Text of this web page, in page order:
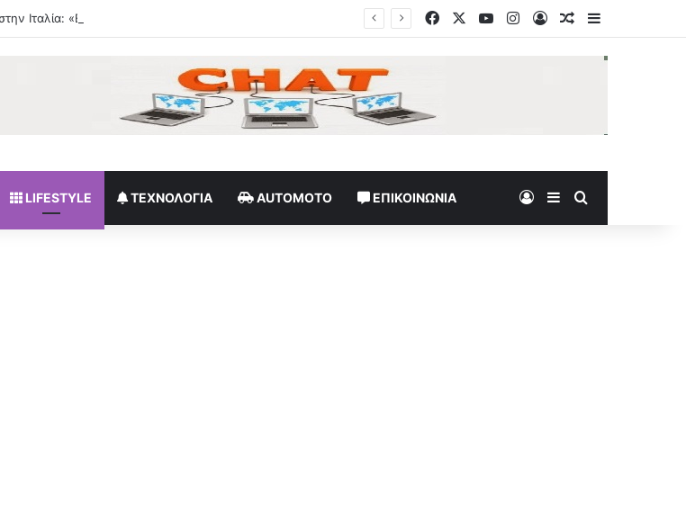
FacebookYouTubeInstagram
Log InRandom Article
Sidebar
LIFESTYLE ΤΕΧΝΟΛΟΓΊΑ AUTOMOTO ΕΠΙΚΟΙΝΩΝΊΑ Log InSidebar